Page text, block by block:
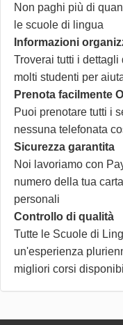
Non paghi più di
le scuole di lingua
Informazioni
Troverai tutti i
molti studenti per
Prenota facilmente
Puoi prenotare tutti i
nessuna telefonata
Sicurezza garantita
Noi lavoriamo con
numero della tua
personali
Controllo di qualità
Tutte le Scuole di
un'esperienza
migliori corsi